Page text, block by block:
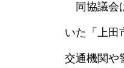
同協議会
いた「上田
交通機関や